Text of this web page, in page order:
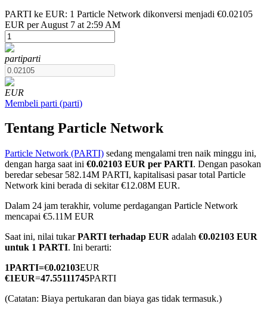
USDT Berjangka
COIN-M Berjangka
Mata Uang Kripto Berjangka
TradFi
Derivatif saham, forex, logam mulia, dan komoditas
PARTI ke EUR: 1 Particle Network dikonversi menjadi €0.02105
EUR per August 7 at 2:59 AM
partiparti
EUR
Membeli parti (parti)
Tentang Particle Network
Particle Network (PARTI) sedang mengalami tren naik minggu ini,
dengan harga saat ini €0.02103 EUR per PARTI. Dengan pasokan
beredar sebesar 582.14M PARTI, kapitalisasi pasar total Particle
Network kini berada di sekitar €12.08M EUR.
Dalam 24 jam terakhir, volume perdagangan Particle Network
mencapai €5.11M EUR
Saat ini, nilai tukarPARTI terhadap EUR adalah €0.02103 EUR
untuk 1 PARTI. Ini berarti:
1PARTI=€0.02103EUR
€1EUR=47.55111745PARTI
(Catatan: Biaya pertukaran dan biaya gas tidak termasuk.)